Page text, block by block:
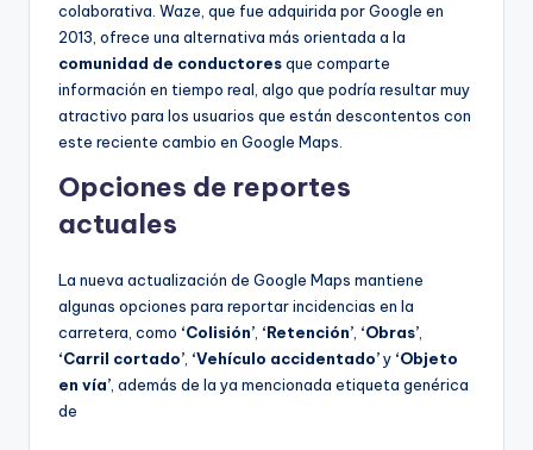
colaborativa. Waze, que fue adquirida por Google en
2013, ofrece una alternativa más orientada a la
comunidad de conductoresque comparte
información en tiempo real, algo que podría resultar muy
atractivo para los usuarios que están descontentos con
este reciente cambio en Google Maps.
Opciones de reportes
actuales
La nueva actualización de Google Maps mantiene
algunas opciones para reportar incidencias en la
carretera, como ‘Colisión’ ‘Retención’ ‘Obras’
‘Carril cortado’ ‘Vehículo accidentado’y ‘Objeto
en vía’ , además de la ya mencionada etiqueta genérica
de